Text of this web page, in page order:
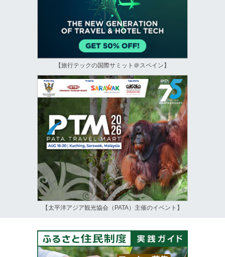
【旅行テックの国際サミット＠スペイン】
【太平洋アジア観光協会（PATA）主催のイベント】